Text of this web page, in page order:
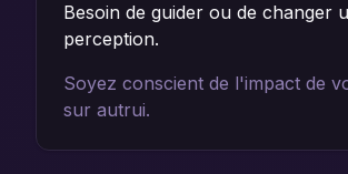
Besoin de guider ou de changer
perception.
Soyez conscient de l'impact de
sur autrui.